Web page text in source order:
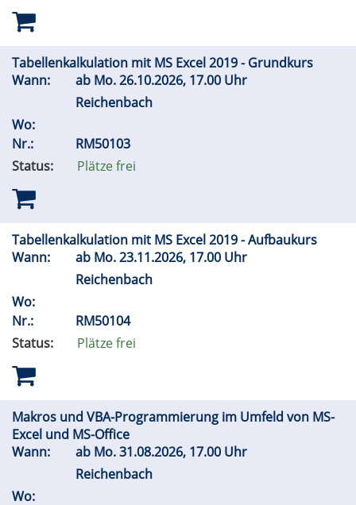
Tabellenkalkulation mit MS Excel 2019 - Grundkurs
Wann:
ab Mo.26.10.2026, 17.00 Uhr
Reichenbach
Wo:
Nr.:
RM50103
Status:
Plätze frei
Tabellenkalkulation mit MS Excel 2019 - Aufbaukurs
Wann:
ab Mo.23.11.2026, 17.00 Uhr
Reichenbach
Wo:
Nr.:
RM50104
Status:
Plätze frei
Makros und VBA-Programmierung im Umfeld von MS-
Excel und MS-Office
Wann:
ab Mo.31.08.2026, 17.00 Uhr
Reichenbach
Wo: